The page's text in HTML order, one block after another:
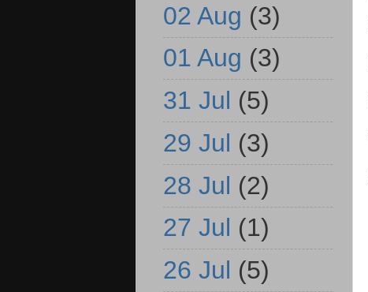
02 Aug (3)
01 Aug (3)
31 Jul (5)
29 Jul (3)
28 Jul (2)
27 Jul (1)
26 Jul (5)